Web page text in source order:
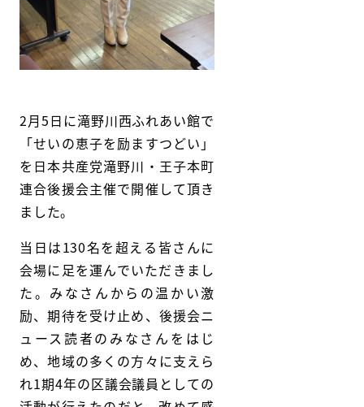
2月5日に滝野川西ふれあい館で
「せいの恵子を励ますつどい」
を日本共産党滝野川・王子本町
連合後援会主催で開催して頂き
ました。
当日は130名を超える皆さんに
会場に足を運んでいただきまし
た。みなさんからの温かい激
励、期待を受け止め、後援会ニ
ュース読者のみなさんをはじ
め、地域の多くの方々に支えら
れ1期4年の区議会議員としての